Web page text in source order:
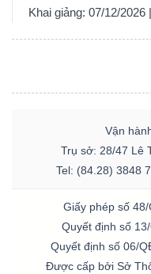
Khai giảng: 07/12/
Vận
Trụ sở: 28/47 Lê
Tel: (84.28) 3848
Giấy phép số
Quyết định số
Quyết định số 06/
Được cấp bởi Sở